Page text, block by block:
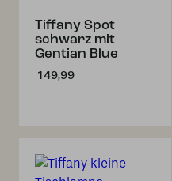
Tiffany Spot
schwarz mit
Gentian Blue
149,99